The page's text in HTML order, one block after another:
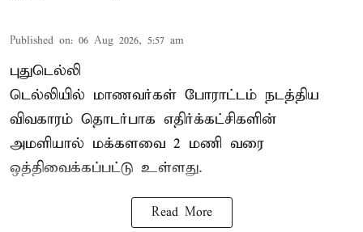
Published on: 06 Aug 2026, 5:57 am
புதுடெல்லி
டெல்லியில் மாணவர்கள் போராட்டம் நடத்திய
விவகாரம் தொடர்பாக எதிர்க்கட்சிகளின்
அமளியால் மக்களவை 2 மணி வரை
ஒத்திவைக்கப்பட்டு உள்ளது.
Read More